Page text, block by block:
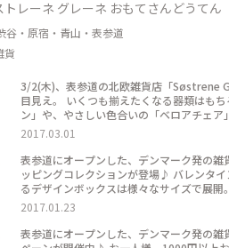
トレーネ グレーネ おもてさんどうてん
谷・原宿・青山・表参道
貨
3/2(木)、表参道の北欧雑貨店「Søstrene
目見え。 いくつも揃えたくなる器類はもちろん、部屋の雰囲気がぐっとおしゃれになる「ウォールデコレーショ
ン」や、やさしい色合いの「ベロアチェア」
2017.03.01
表参道にオープンした、デンマーク発の
ッピングコレクションが登場♪ バレンタインらしいラッピング用品がプチプライスでそろいます。 北欧を感じさせ
るデザインボックスは様々なサイズで展
ていて、自分らしいすてきな演出がきっとできますよ。 #ソストレーネグレーネ #表参道
ン
2017.01.23
表参道にオープンした、デンマーク発の